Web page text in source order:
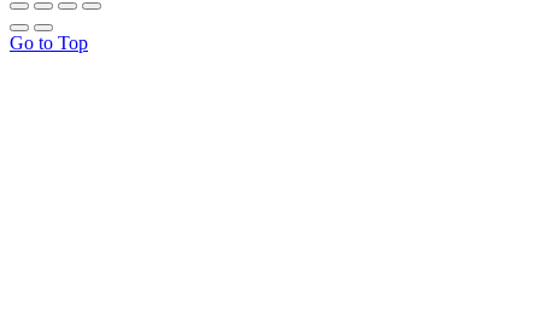
Go to Top